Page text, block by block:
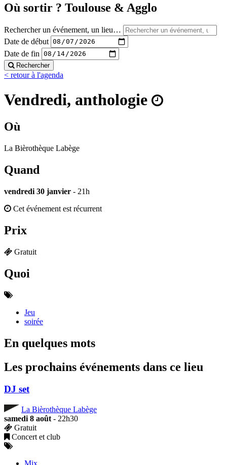
Où sortir ? Toulouse & Agglo
Rechercher un événement, un lieu…
Date de début
Date de fin
Rechercher
< retour à l'agenda
Vendredi, anthologie
Où
La Bièrothèque Labège
Quand
vendredi 30 janvier - 21h
Cet événement est récurrent
Prix
Gratuit
Quoi
Jeu
soirée
En quelques mots
Les prochains événements dans ce lieu
DJ set
La Bièrothèque Labège
samedi 8 août - 22h30
Gratuit
Concert et club
Mix